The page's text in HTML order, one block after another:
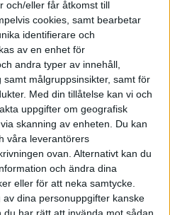
och/eller får åtkomst till
cookies, samt bearbetar
identifierare och
av en enhet för
andra typer av innehåll,
målgruppsinsikter, samt för
Med din tillåtelse kan vi och
uppgifter om geografisk
skanning av enheten. Du kan
våra leverantörers
ovan. Alternativt kan du
och ändra dina
eller för att neka samtycke.
dina personuppgifter kanske
har rätt att invända mot sådan
gör 0-100 på 3,5 sekunder
h.
som mest upp i 185 km/h och
kan nu se fram emot
på att ändra det.
inom Hyundai uppger
att det nästa år ska komma
bil kallad Ioniq 5 N.
584 hästkrafter och 740 Nm,